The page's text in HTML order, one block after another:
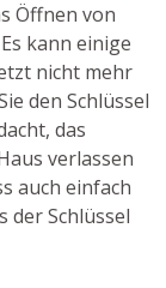
Öffnen von
kann einige
nicht mehr
den Schlüssel
das
verlassen
auch einfach
der Schlüssel